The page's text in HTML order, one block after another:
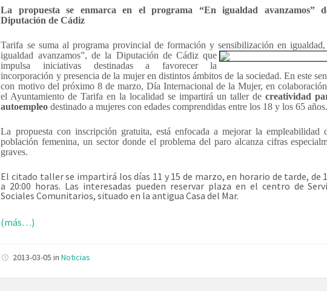
La propuesta se enmarca en el programa “En igualdad avanzamos”
Diputación de Cádiz
Tarifa se suma al programa provincial de formación y sensibilización en
igualdad avanzamos”, de la Diputación de Cádiz que
impulsa iniciativas destinadas a favorecer la
incorporación y presencia de la mujer en distintos ámbitos de la sociedad.En este
con motivo del próximo 8 de marzo, Día Internacional de la Mujer, en
el Ayuntamiento de Tarifa en la localidad se impartirá un taller de creatividad
autoempleo destinado a mujeres con edades comprendidas entre los 18 y los 65 años.
La propuesta con inscripción gratuita, está enfocada a mejorar la empleabilidad
población femenina, un sector donde el problema del paro alcanza cifras
graves.
El citado taller se impartirá los días 11 y 15 de marzo, en horario de tarde, de
a 20:00 horas. Las interesadas pueden reservar plaza en el centro de
Sociales Comunitarios, situado en la antigua Casa del Mar.
(más…)
2013-03-05inNoticias